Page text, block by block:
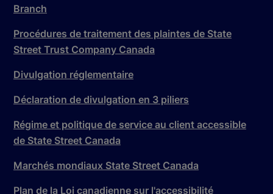
Branch
Procédures de traitement des plaintes de State
Street Trust Company Canada
Divulgation réglementaire
Déclaration de divulgation en 3 piliers
Régime et politique de service au client accessible
de State Street Canada
Marchés mondiaux State Street Canada
Plan de la Loi canadienne sur l'accessibilité